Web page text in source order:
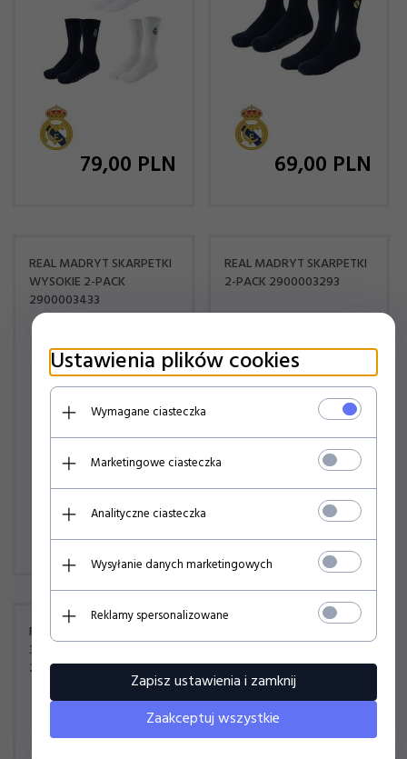
79,00 PLN 69,00 PLN
REAL MADRYT SKARPETKI
WYSOKIE 2-PACK
2900003433
69,00PLN
REAL MADRYT SKARPETKI
2-PACK 2900003293
49,00PLN
REAL MADRYT SKARPETKI
3-PACK GIFT BOX
2900003004
ZIMOWE 2-PACK
2900003011
Ustawienia plików cookies
Wymagane ciasteczka
Marketingowe ciasteczka
Analityczne ciasteczka
Wysyłanie danych marketingowych
Reklamy spersonalizowane
Zapisz ustawienia i zamknij
Zaakceptuj wszystkie